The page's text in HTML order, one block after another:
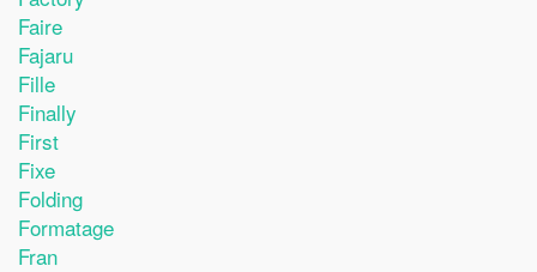
Faire
Fajaru
Fille
Finally
First
Fixe
Folding
Formatage
Fran